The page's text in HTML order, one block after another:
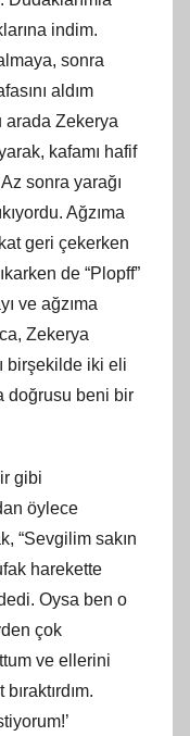
indim.
sonra
aldım
arada Zekerya
kafamı hafif
sonra yarağı
Ağzıma
geri çekerken
de “Plopff”
ve ağzıma
Zekerya
birşekilde iki eli
doğrusu beni bir
gibi
öylece
“Sevgilim sakın
harekette
Oysa ben o
çok
ve ellerini